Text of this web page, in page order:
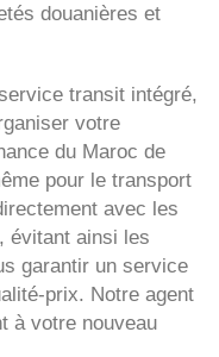
douanières et
transit intégré,
votre
du Maroc de
pour le transport
avec les
évitant ainsi les
garantir un service
prix. Notre agent
à votre nouveau